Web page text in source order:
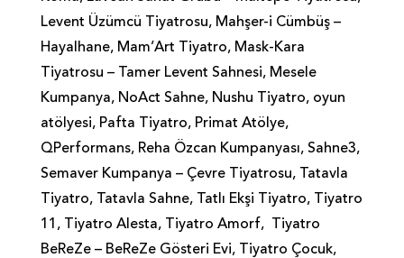
Levent Üzümcü Tiyatrosu, Mahşer-i Cümbüş –
Hayalhane, Mam’Art Tiyatro, Mask-Kara
Tiyatrosu – Tamer Levent Sahnesi, Mesele
Kumpanya, NoAct Sahne, Nushu Tiyatro, oyun
atölyesi, Pafta Tiyatro, Primat Atölye,
QPerformans, Reha Özcan Kumpanyası, Sahne3,
Semaver Kumpanya – Çevre Tiyatrosu, Tatavla
Tiyatro, Tatavla Sahne, Tatlı Ekşi Tiyatro, Tiyatro
11, Tiyatro Alesta, Tiyatro Amorf, Tiyatro
BeReZe – BeReZe Gösteri Evi, Tiyatro Çocuk,